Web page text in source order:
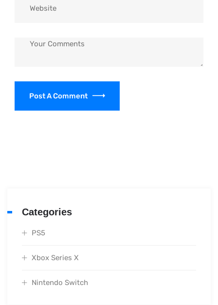
Post A Comment
Categories
PS5
Xbox Series X
Nintendo Switch